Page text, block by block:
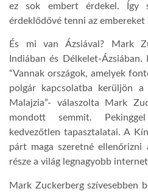
ez sok embert érdekel. Így
érdeklődővé tenni az embereket
És mi van Ázsiával? Mark
Indiában és Délkelet-
“Vannak országok, amelyek
polgár kapcsolatba kerüljön a
Malajzia”- válaszolta Mark
mondott semmit.
kedvezőtlen tapasztalatai. A
párt maga szeretné ellenőrizni
része a világ legnagyobb
Mark Zuckerberg szívesebben